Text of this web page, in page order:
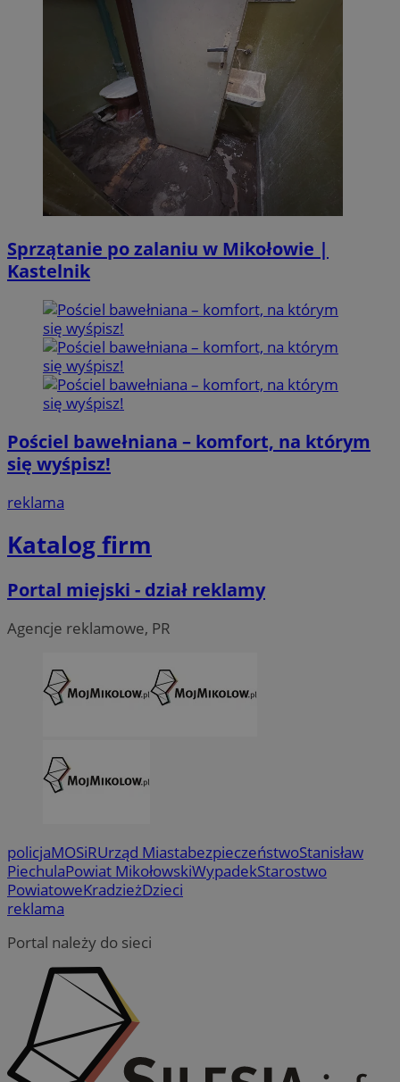
Sprzątanie po zalaniu w Mikołowie |
Kastelnik
Pościel bawełniana – komfort, na którym
się wyśpisz!
reklama
Katalog firm
Portal miejski - dział reklamy
Agencje reklamowe, PR
policjaMOSiRUrząd MiastabezpieczeństwoStanisław
PiechulaPowiat MikołowskiWypadekStarostwo
PowiatoweKradzieżDzieci
reklama
Portal należy do sieci